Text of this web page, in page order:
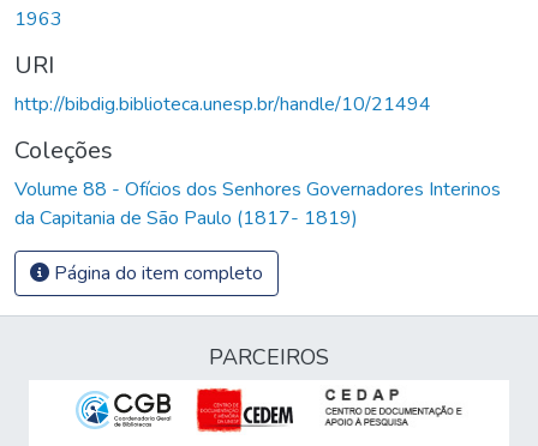
1963
URI
http://bibdig.biblioteca.unesp.br/handle/10/21494
Coleções
Volume 88 - Ofícios dos Senhores Governadores Interinos
da Capitania de São Paulo (1817- 1819)
Página do item completo
PARCEIROS